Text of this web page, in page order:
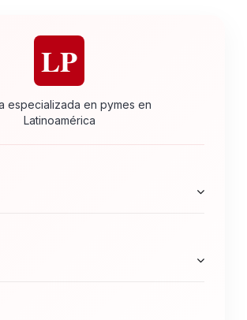
LP
especializada en pymes en
Latinoamérica